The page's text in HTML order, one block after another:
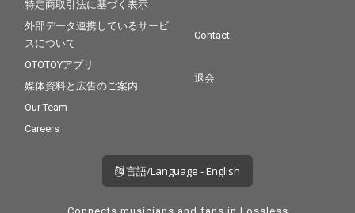
特定商取引法に基づく表示
外部データ連携しているサービ
スについて
OTOTOYアプリ
媒体資料と広告のご案内
Our Team
Careers
Contact
退会
言語/Language - English